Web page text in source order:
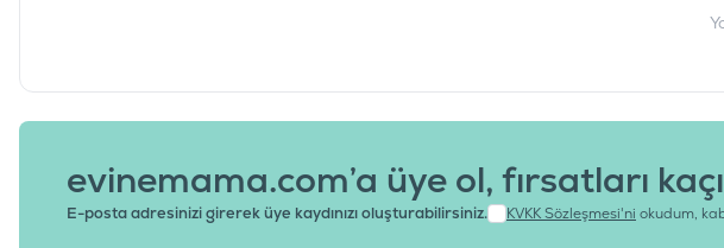
evinemama.com’a üye ol, fırsatları
E-posta adresinizi girerek üye kaydınızı oluşturabilirsiniz. KVKK Sözleşmesi'ni okudum,